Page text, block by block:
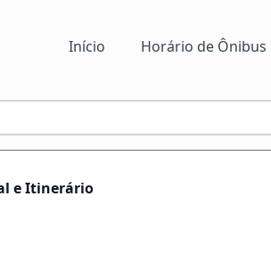
Início Horário de Ônibus
e Itinerário